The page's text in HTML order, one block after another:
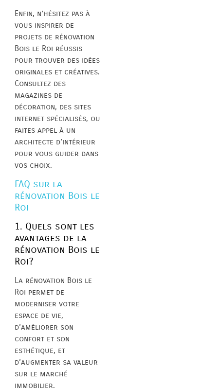
Enfin, n’hésitez pas à
vous inspirer de
projets de rénovation
Bois le Roi réussis
pour trouver des idées
originales et créatives.
Consultez des
magazines de
décoration, des sites
internet spécialisés, ou
faites appel à un
architecte d’intérieur
pour vous guider dans
vos choix.
FAQ sur la
rénovation Bois le
Roi
1. Quels sont les
avantages de la
rénovation Bois le
Roi?
La rénovation Bois le
Roi permet de
moderniser votre
espace de vie,
d’améliorer son
confort et son
esthétique, et
d’augmenter sa valeur
sur le marché
immobilier.